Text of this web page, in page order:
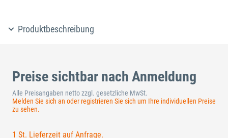
Produktbeschreibung
Preise sichtbar nach Anmeldung
Alle Preisangaben netto zzgl. gesetzliche MwSt.
Melden Sie sich an oder registrieren Sie sich um Ihre individuellen Preise
zu sehen.
1 St. Lieferzeit auf Anfrage.